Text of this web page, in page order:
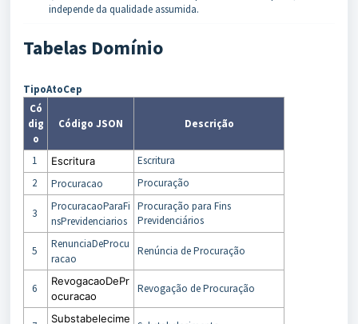
independe da qualidade assumida.
Tabelas Domínio
TipoAtoCep
Có
dig
o
Código JSON Descrição
1 Escritura
Escritura
2
Procuracao Procuração
3
ProcuracaoParaFi
nsPrevidenciarios
Procuração para Fins
Previdenciários
5
RenunciaDeProcu
racao
Renúncia de Procuração
6
RevogacaoDePr
ocuracao
Revogação de Procuração
Substabelecime